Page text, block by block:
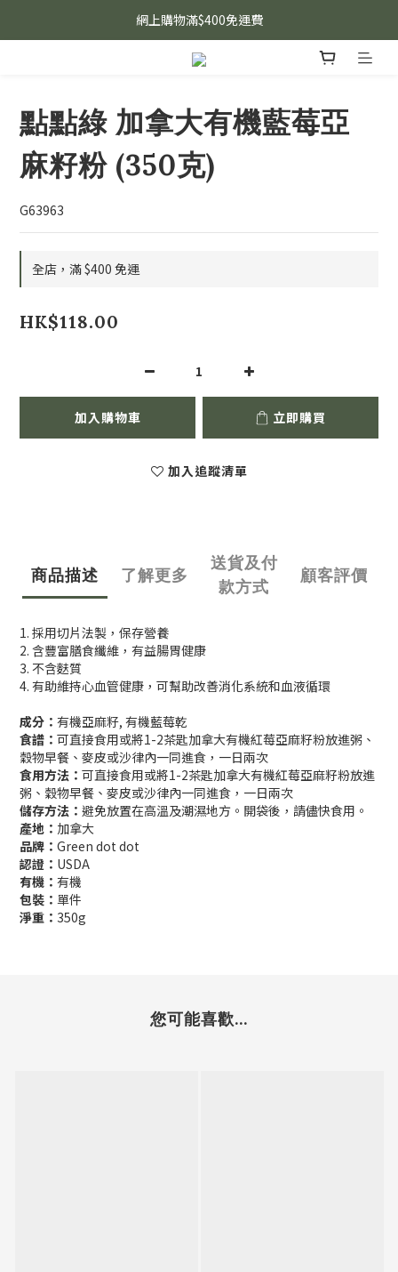
網上購物滿$400免運費
點點綠 加拿大有機藍莓亞
麻籽粉 (350克)
G63963
全店，滿 $400 免運
HK$118.00
加入購物車 立即購買
加入追蹤清單
商品描述 了解更多
送貨及付
款方式
顧客評價
1. 採用切片法製，保存營養
2. 含豐富膳食纖維，有益腸胃健康
3. 不含麩質
4. 有助維持心血管健康，可幫助改善消化系統和血液循環
成分： 有機亞麻籽, 有機藍莓乾
食譜： 可直接食用或將1-2茶匙加拿大有機紅莓亞麻籽粉放進粥、
穀物早餐、麥皮或沙律內一同進食，一日兩次
食用方法： 可直接食用或將1-2茶匙加拿大有機紅莓亞麻籽粉放進
粥、穀物早餐、麥皮或沙律內一同進食，一日兩次
儲存方法： 避免放置在高溫及潮濕地方。開袋後，請儘快食用。
產地： 加拿大
品牌： Green dot dot
認證： USDA
有機： 有機
包裝： 單件
淨重： 350g
您可能喜歡...